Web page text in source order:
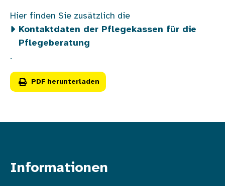
Hier finden Sie zusätzlich die
Kontaktdaten der Pflegekassen für die
Pflegeberatung
.
PDF herunterladen
Informationen